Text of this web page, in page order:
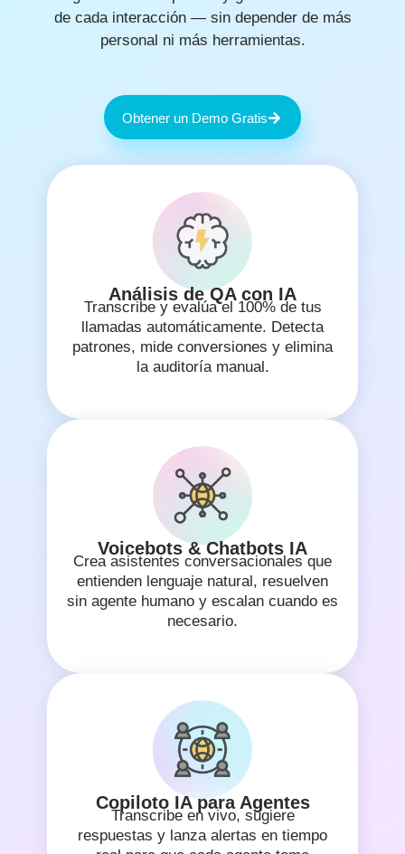
de cada interacción — sin depender de más
personal ni más herramientas.
Obtener un Demo Gratis
Análisis de QA con IA
Transcribe y evalúa el 100% de tus
llamadas automáticamente. Detecta
patrones, mide conversiones y elimina
la auditoría manual.
Voicebots & Chatbots IA
Crea asistentes conversacionales que
entienden lenguaje natural, resuelven
sin agente humano y escalan cuando es
necesario.
Copiloto IA para Agentes
Transcribe en vivo, sugiere
respuestas y lanza alertas en tiempo